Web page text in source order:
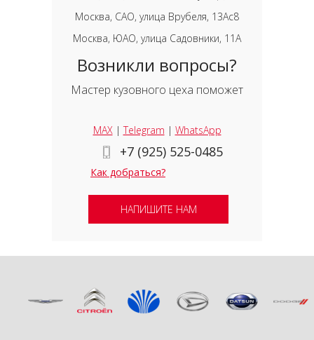
Москва, САО, улица Врубеля, 13Ас8
Москва, ЮАО, улица Садовники, 11А
Возникли вопросы?
Мастер кузовного цеха поможет
MAX|Telegram | WhatsApp
+7 (925) 525-0485
Как добраться?
НАПИШИТЕ НАМ